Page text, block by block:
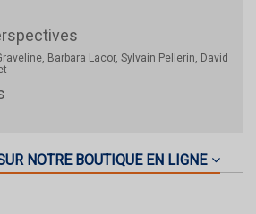
Barbara Lacor, Sylvain Pellerin, David
NOTRE BOUTIQUE EN LIGNE